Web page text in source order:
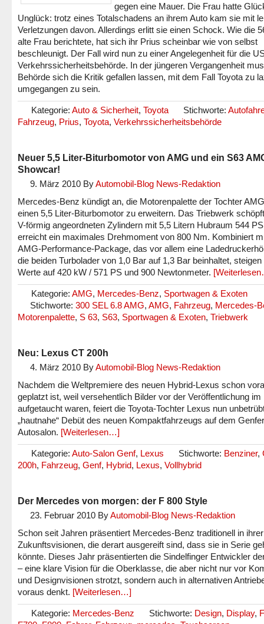
gegen eine Mauer. Die Frau hatte
Unglück: trotz eines Totalschadens an ihrem Auto kam sie mit
Verletzungen davon. Allerdings erlitt sie einen Schock. Wie die
alte Frau berichtete, hat sich ihr Prius scheinbar wie von selbst
beschleunigt. Der Fall wird nun zu einer Angelegenheit für die
Verkehrssicherheitsbehörde. In der jüngeren Vergangenheit
Behörde sich die Kritik gefallen lassen, mit dem Fall Toyota zu
umgegangen zu sein.
Kategorie: Auto & Sicherheit, Toyota Stichworte:
Fahrzeug, Prius, Toyota, Verkehrssicherheitsbehörde
Neuer 5,5 Liter-Biturbomotor von AMG und ein S63
Showcar!
9. März 2010 ByAutomobil-Blog News-Redaktion
Mercedes-Benz kündigt an, die Motorenpalette der Tochter
einen 5,5 Liter-Biturbomotor zu erweitern. Das Triebwerk
V-förmig angeordneten Zylindern mit 5,5 Litern Hubraum 544
erreicht ein maximales Drehmoment von 800 Nm. Kombiniert
AMG-Performance-Package, das vor allem eine
die beiden Turbolader von 1,0 Bar auf 1,3 Bar beinhaltet, steigen
Werte auf 420 kW / 571 PS und 900 Newtonmeter.
Kategorie: AMG, Mercedes-Benz, Sportwagen & Exoten
Stichworte: 300 SEL 6.8 AMG, AMG, Fahrzeug, Mercedes-
Motorenpalette, S 63, S63, Sportwagen & Exoten, Triebwerk
Neu: Lexus CT 200h
4. März 2010 ByAutomobil-Blog News-Redaktion
Nachdem die Weltpremiere des neuen Hybrid-Lexus schon
geplatzt ist, weil versehentlich Bilder vor der Veröffentlichung im
aufgetaucht waren, feiert die Toyota-Tochter Lexus nun
„hautnahe“ Debüt des neuen Kompaktfahrzeugs auf dem Genfer
Autosalon. [Weiterlesen…]
Kategorie: Auto-Salon Genf, Lexus Stichworte: Benziner,
200h, Fahrzeug, Genf, Hybrid, Lexus, Vollhybrid
Der Mercedes von morgen: der F 800 Style
23. Februar 2010 ByAutomobil-Blog News-Redaktion
Schon seit Jahren präsentiert Mercedes-Benz traditionell in
Zukunftsvisionen, die derart ausgereift sind, dass sie in Serie
könnte. Dieses Jahr präsentierten die Sindelfinger Entwickler
– eine klare Vision für die Oberklasse, die aber nicht nur vor
und Designvisionen strotzt, sondern auch in alternativen
voraus denkt. [Weiterlesen…]
Kategorie: Mercedes-Benz Stichworte: Design, Display,